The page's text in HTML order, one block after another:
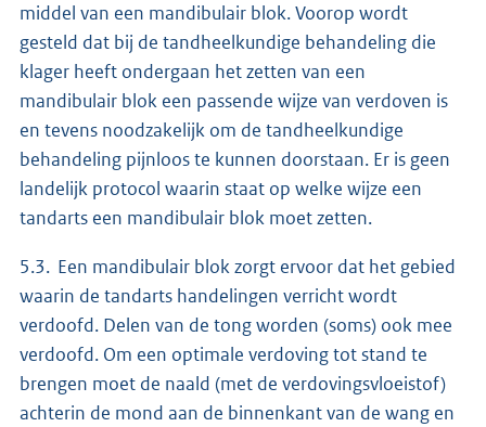
middel van een mandibulair blok. Voorop wordt
gesteld dat bij de tandheelkundige behandeling die
klager heeft ondergaan het zetten van een
mandibulair blok een passende wijze van verdoven is
en tevens noodzakelijk om de tandheelkundige
behandeling pijnloos te kunnen doorstaan. Er is geen
landelijk protocol waarin staat op welke wijze een
tandarts een mandibulair blok moet zetten.
5.3. Een mandibulair blok zorgt ervoor dat het gebied
waarin de tandarts handelingen verricht wordt
verdoofd. Delen van de tong worden (soms) ook mee
verdoofd. Om een optimale verdoving tot stand te
brengen moet de naald (met de verdovingsvloeistof)
achterin de mond aan de binnenkant van de wang en